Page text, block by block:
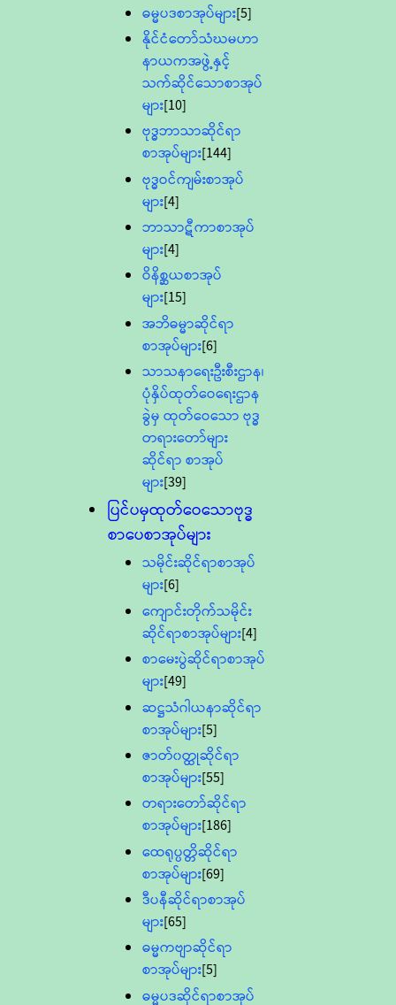
ဓမ္မပဒစာအုပ်များ[5]
နိုင်ငံတော်သံဃမဟာ
နာယကအဖွဲ့နှင့်
သက်ဆိုင်သောစာအုပ်
များ[10]
ဗုဒ္ဓဘာသာဆိုင်ရာ
စာအုပ်များ[144]
ဗုဒ္ဓဝင်ကျမ်းစာအုပ်
များ[4]
ဘာသာဋီကာစာအုပ်
များ[4]
ဝိနိစ္ဆယစာအုပ်
များ[15]
အဘိဓမ္မာဆိုင်ရာ
စာအုပ်များ[6]
သာသနာရေးဦးစီးဌာန၊
ပုံနှိပ်ထုတ်ဝေရေးဌာန
ခွဲမှ ထုတ်ဝေသော ဗုဒ္ဓ
တရားတော်များ
ဆိုင်ရာ စာအုပ်
များ[39]
ပြင်ပမှထုတ်ဝေသောဗုဒ္ဓ
စာပေစာအုပ်များ
သမိုင်းဆိုင်ရာစာအုပ်
များ[6]
ကျောင်းတိုက်သမိုင်း
ဆိုင်ရာစာအုပ်များ[4]
စာမေးပွဲဆိုင်ရာစာအုပ်
များ[49]
ဆဋ္ဌသံဂါယနာဆိုင်ရာ
စာအုပ်များ[5]
ဇာတ်၀တ္ထုဆိုင်ရာ
စာအုပ်များ[55]
တရားတော်ဆိုင်ရာ
စာအုပ်များ[186]
ထေရုပ္ပတ္တိဆိုင်ရာ
စာအုပ်များ[69]
ဒီပနီဆိုင်ရာစာအုပ်
များ[65]
ဓမ္မကဗျာဆိုင်ရာ
စာအုပ်များ[5]
ဓမ္မပဒဆိုင်ရာစာအုပ်